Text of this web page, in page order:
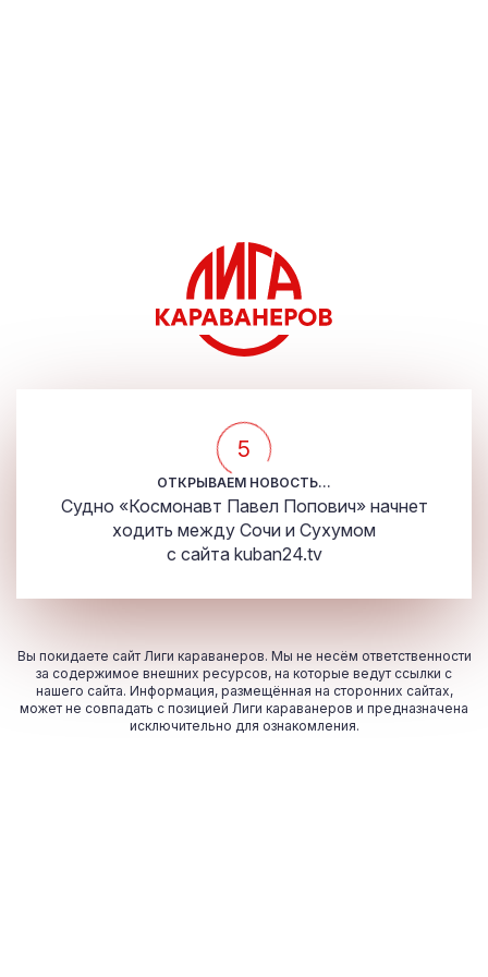
5
ОТКРЫВАЕМ НОВОСТЬ...
Судно «Космонавт Павел Попович» начнет
ходить между Сочи и Сухумом
с сайта kuban24.tv
Вы покидаете сайт Лиги караванеров. Мы не несём ответственности
за содержимое внешних ресурсов, на которые ведут ссылки с
нашего сайта. Информация, размещённая на сторонних сайтах,
может не совпадать с позицией Лиги караванеров и предназначена
исключительно для ознакомления.